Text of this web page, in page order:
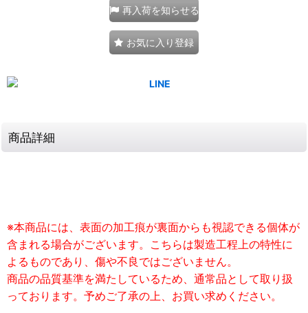
再入荷を知らせる
お気に入り登録
商品詳細
※本商品には、表面の加工痕が裏面からも視認できる個体が
含まれる場合がございます。こちらは製造工程上の特性に
よるものであり、傷や不良ではございません。
商品の品質基準を満たしているため、通常品として取り扱
っております。予めご了承の上、お買い求めください。